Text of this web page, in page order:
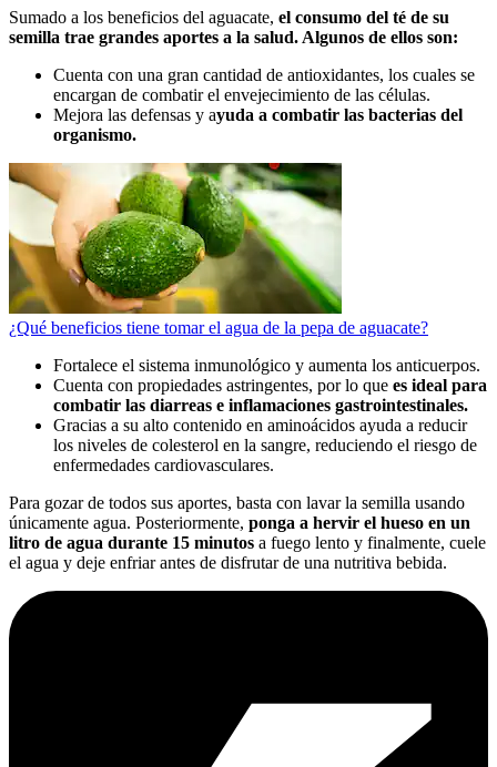
Sumado a los beneficios del aguacate, el consumo del té de su
semilla trae grandes aportes a la salud. Algunos de ellos son:
Cuenta con una gran cantidad de antioxidantes, los cuales se
encargan de combatir el envejecimiento de las células.
Mejora las defensas y ayuda a combatir las bacterias del
organismo.
¿Qué beneficios tiene tomar el agua de la pepa de aguacate?
Fortalece el sistema inmunológico y aumenta los anticuerpos.
Cuenta con propiedades astringentes, por lo que es ideal para
combatir las diarreas e inflamaciones gastrointestinales.
Gracias a su alto contenido en aminoácidos ayuda a reducir
los niveles de colesterol en la sangre, reduciendo el riesgo de
enfermedades cardiovasculares.
Para gozar de todos sus aportes, basta con lavar la semilla usando
únicamente agua. Posteriormente, ponga a hervir el hueso en un
litro de agua durante 15 minutos a fuego lento y finalmente, cuele
el agua y deje enfriar antes de disfrutar de una nutritiva bebida.